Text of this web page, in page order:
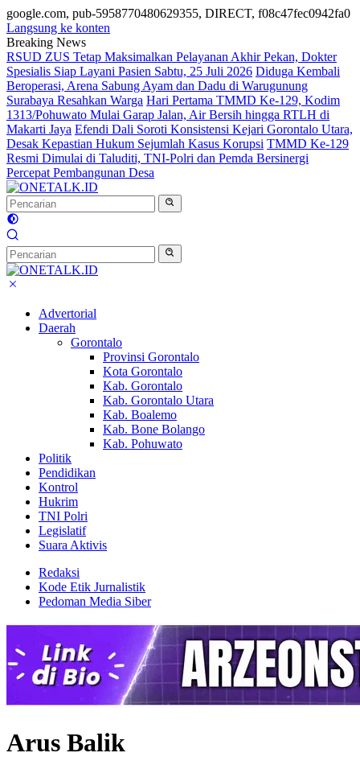
google.com, pub-5958770480629355, DIRECT, f08c47fec0942fa0
Langsung ke konten
Breaking News
RSUD ZUS Tetap Maksimalkan Pelayanan Akhir Pekan, Dokter
Spesialis Siap Layani Pasien Sabtu, 25 Juli 2026 Diduga Kembali
Beroperasi, Arena Sabung Ayam dan Dadu di Warugunung
Surabaya Resahkan Warga Hari Pertama TMMD Ke-129, Kodim
1313/Pohuwato Mulai Garap Jalan, Air Bersih hingga RTLH di
Makarti Jaya Efendi Dali Soroti Konsistensi Kejari Gorontalo Utara,
Desak Kepastian Hukum Sejumlah Kasus Korupsi TMMD Ke-129
Resmi Dimulai di Taluditi, TNI-Polri dan Pemda Bersinergi
Percepat Pembangunan Desa
Advertorial
Daerah
Gorontalo
Provinsi Gorontalo
Kota Gorontalo
Kab. Gorontalo
Kab. Gorontalo Utara
Kab. Boalemo
Kab. Bone Bolango
Kab. Pohuwato
Politik
Pendidikan
Kontrol
Hukrim
TNI Polri
Legislatif
Suara Aktivis
Redaksi
Kode Etik Jurnalistik
Pedoman Media Siber
Arus Balik